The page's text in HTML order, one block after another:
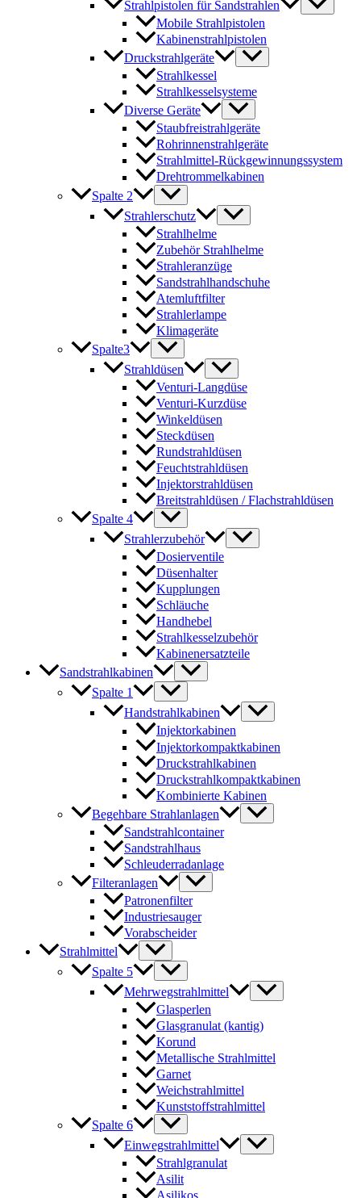
Strahlpistolen für Sandstrahlen
Mobile Strahlpistolen
Kabinenstrahlpistolen
Druckstrahlgeräte
Strahlkessel
Strahlkesselsysteme
Diverse Geräte
Staubfreistrahlgeräte
Rohrinnenstrahlgeräte
Strahlmittel-Rückgewinnungssystem
Drehtrommelkabinen
Spalte 2
Strahlerschutz
Strahlhelme
Zubehör Strahlhelme
Strahleranzüge
Sandstrahlhandschuhe
Atemluftfilter
Strahlerlampe
Klimageräte
Spalte3
Strahldüsen
Venturi-Langdüse
Venturi-Kurzdüse
Winkeldüsen
Steckdüsen
Rundstrahldüsen
Feuchtstrahldüsen
Injektorstrahldüsen
Breitstrahldüsen / Flachstrahldüsen
Spalte 4
Strahlerzubehör
Dosierventile
Düsenhalter
Kupplungen
Schläuche
Handhebel
Strahlkesselzubehör
Kabinenersatzteile
Sandstrahlkabinen
Spalte 1
Handstrahlkabinen
Injektorkabinen
Injektorkompaktkabinen
Druckstrahlkabinen
Druckstrahlkompaktkabinen
Kombinierte Kabinen
Begehbare Strahlanlagen
Sandstrahlcontainer
Sandstrahlhaus
Schleuderradanlage
Filteranlagen
Patronenfilter
Industriesauger
Vorabscheider
Strahlmittel
Spalte 5
Mehrwegstrahlmittel
Glasperlen
Glasgranulat (kantig)
Korund
Metallische Strahlmittel
Garnet
Weichstrahlmittel
Kunststoffstrahlmittel
Spalte 6
Einwegstrahlmittel
Strahlgranulat
Asilit